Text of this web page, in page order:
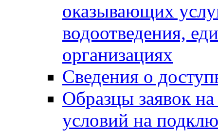
оказывающих
водоотведения,
организациях
Сведения о
Образцы заявок
условий на